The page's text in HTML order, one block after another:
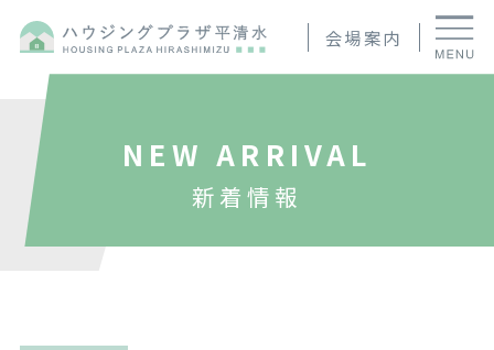
会場案内
NEW ARRIVAL
新着情報